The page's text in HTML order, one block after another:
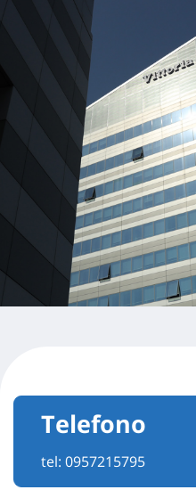
Telefono
tel: 0957215795